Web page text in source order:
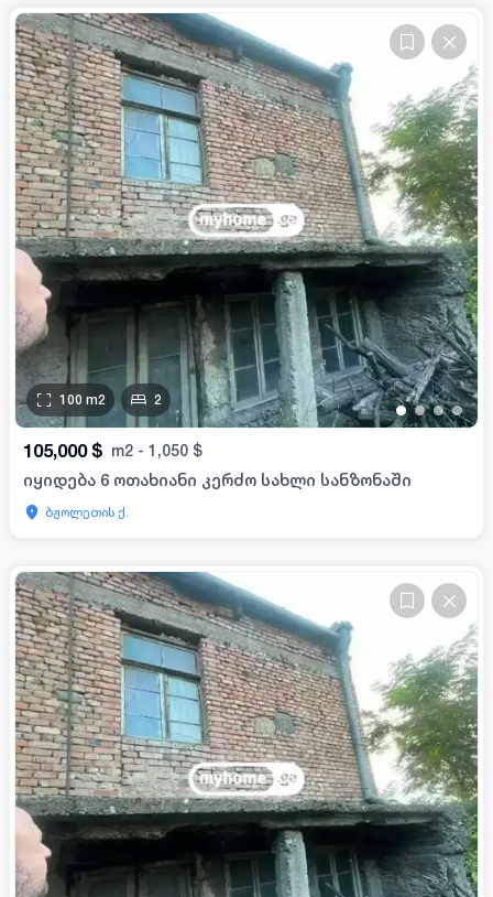
••••
100 m2 2
105,000 $ m2 - 1,050 $
იყიდება 6 ოთახიანი კერძო სახლი სანზონაში
ბჟოლეთის ქ.